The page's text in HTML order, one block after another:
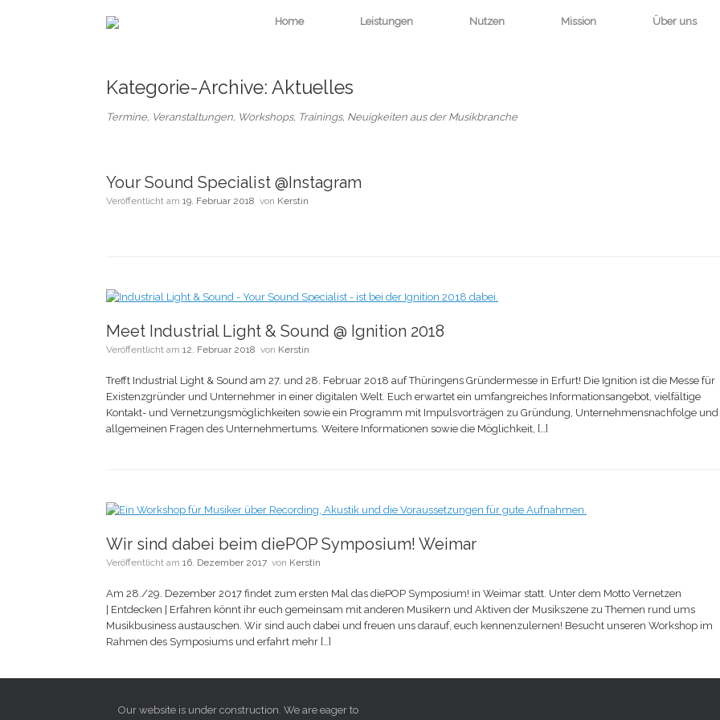
Home Leistungen Nutzen Mission Über uns
Kategorie-Archive: Aktuelles
Termine, Veranstaltungen, Workshops, Trainings, Neuigkeiten aus der Musikbranche
Your Sound Specialist @Instagram
Veröffentlicht am 19. Februar 2018 von Kerstin
Meet Industrial Light & Sound @ Ignition 2018
Veröffentlicht am 12. Februar 2018 von Kerstin
Trefft Industrial Light & Sound am 27. und 28. Februar 2018 auf Thüringens Gründermesse in Erfurt! Die Ignition ist die Messe für
Existenzgründer und Unternehmer in einer digitalen Welt. Euch erwartet ein umfangreiches Informationsangebot, vielfältige
Kontakt- und Vernetzungsmöglichkeiten sowie ein Programm mit Impulsvorträgen zu Gründung, Unternehmensnachfolge und
allgemeinen Fragen des Unternehmertums. Weitere Informationen sowie die Möglichkeit, […]
Wir sind dabei beim diePOP Symposium! Weimar
Veröffentlicht am 16. Dezember 2017 von Kerstin
Am 28./29. Dezember 2017 findet zum ersten Mal das diePOP Symposium! in Weimar statt. Unter dem Motto Vernetzen
| Entdecken | Erfahren könnt ihr euch gemeinsam mit anderen Musikern und Aktiven der Musikszene zu Themen rund ums
Musikbusiness austauschen. Wir sind auch dabei und freuen uns darauf, euch kennenzulernen! Besucht unseren Workshop im
Rahmen des Symposiums und erfahrt mehr […]
Our website is under construction. We are eager to